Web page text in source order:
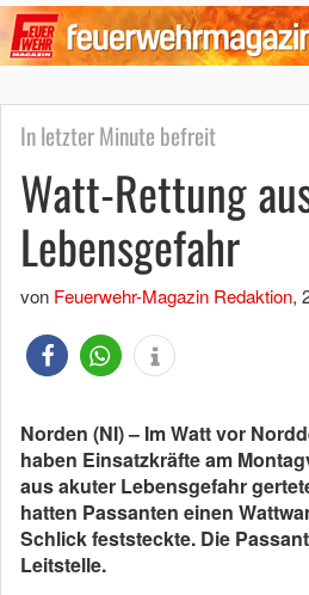
In letzter Minute befreit
Watt-Rettung
Lebensgefahr
von Feuerwehr-Magazin Redaktion,
Norden (NI) – Im Watt vor
haben Einsatzkräfte am
aus akuter Lebensgefahr
hatten Passanten einen
Schlick feststeckte. Die
Leitstelle.